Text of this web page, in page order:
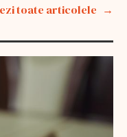
toate articolele